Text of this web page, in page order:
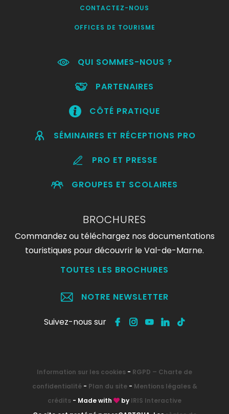
CONTACTEZ-NOUS
OFFICES DE TOURISME
QUI SOMMES-NOUS ?
PARTENAIRES
CÔTÉ PRATIQUE
SÉMINAIRES ET RÉCEPTIONS PRO
PRO ET PRESSE
GROUPES ET SCOLAIRES
BROCHURES
Commandez ou téléchargez nos documentations
touristiques pour découvrir le Val-de-Marne.
TOUTES LES BROCHURES
NOTRE NEWSLETTER
Suivez-nous sur
Information sur les cookies - RGPD – Charte de
confidentialité- Plan du site- Mentions légales &
crédits - Made with by IRIS Interactive